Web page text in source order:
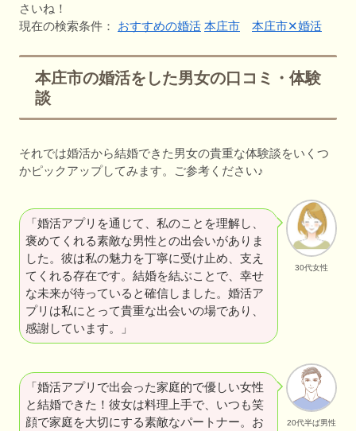
さいね！
現在の検索条件： おすすめの婚活 本庄市 本庄市✕婚活
本庄市の婚活をした男女の口コミ・体験
談
それでは婚活から結婚できた男女の貴重な体験談をいくつ
かピックアップしてみます。ご参考ください♪
30代女性
「婚活アプリを通じて、私のことを理解し、
褒めてくれる素敵な男性との出会いがありま
した。彼は私の魅力を丁寧に受け止め、支え
てくれる存在です。結婚を結ぶことで、幸せ
な未来が待っていると確信しました。婚活ア
プリは私にとって貴重な出会いの場であり、
感謝しています。」
20代半ば男性
「婚活アプリで出会った家庭的で優しい女性
と結婚できた！彼女は料理上手で、いつも笑
顔で家庭を大切にする素敵なパートナー。お